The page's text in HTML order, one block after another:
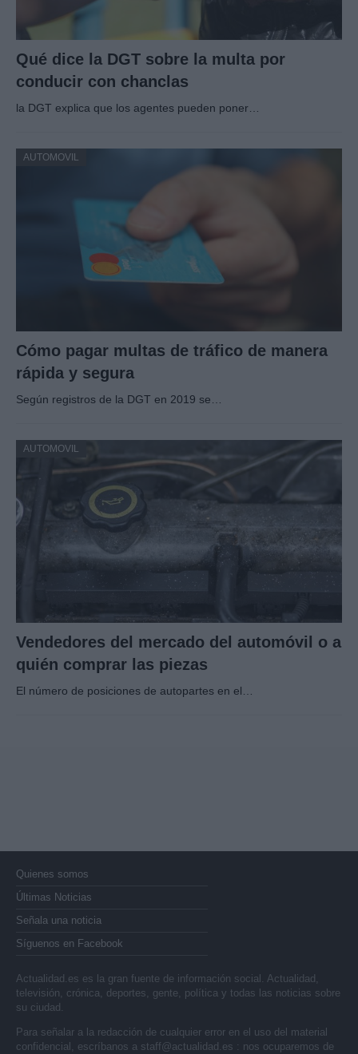
Qué dice la DGT sobre la multa por
conducir con chanclas
la DGT explica que los agentes pueden poner…
AUTOMOVIL
Cómo pagar multas de tráfico de manera
rápida y segura
Según registros de la DGT en 2019 se…
AUTOMOVIL
Vendedores del mercado del automóvil o a
quién comprar las piezas
El número de posiciones de autopartes en el…
Quienes somos
Últimas Noticias
Señala una noticia
Síguenos en Facebook
Actualidad.es es la gran fuente de información social. Actualidad,
televisión, crónica, deportes, gente, política y todas las noticias sobre
su ciudad.
Para señalar a la redacción de cualquier error en el uso del material
confidencial, escríbanos a staff@actualidad.es : nos ocuparemos de